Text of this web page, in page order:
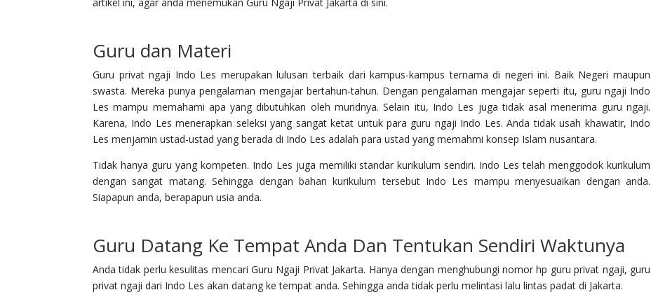
Guru dan Materi
Guru privat ngaji Indo Les merupakan lulusan terbaik dari kampus-kampus ternama di negeri ini. Baik Negeri maupun
swasta. Mereka punya pengalaman mengajar bertahun-tahun. Dengan pengalaman mengajar seperti itu, guru ngaji Indo
Les mampu memahami apa yang dibutuhkan oleh muridnya. Selain itu, Indo Les juga tidak asal menerima guru ngaji.
Karena, Indo Les menerapkan seleksi yang sangat ketat untuk para guru ngaji Indo Les. Anda tidak usah khawatir, Indo
Les menjamin ustad-ustad yang berada di Indo Les adalah para ustad yang memahmi konsep Islam nusantara.
Tidak hanya guru yang kompeten. Indo Les juga memiliki standar kurikulum sendiri. Indo Les telah menggodok kurikulum
dengan sangat matang. Sehingga dengan bahan kurikulum tersebut Indo Les mampu menyesuaikan dengan anda.
Siapapun anda, berapapun usia anda.
Guru Datang Ke Tempat Anda Dan Tentukan Sendiri Waktunya
Anda tidak perlu kesulitas mencari Guru Ngaji Privat Jakarta. Hanya dengan menghubungi nomor hp guru privat ngaji, guru
privat ngaji dari Indo Les akan datang ke tempat anda. Sehingga anda tidak perlu melintasi lalu lintas padat di Jakarta.